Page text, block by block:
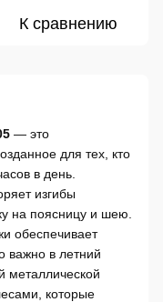
К сравнению
— это
для тех, кто
в день.
изгибы
на поясницу и шею.
обеспечивает
важно в летний
металлической
которые